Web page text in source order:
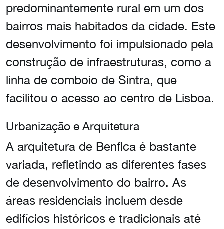
predominantemente rural em um dos
bairros mais habitados da cidade. Este
desenvolvimento foi impulsionado pela
construção de infraestruturas, como a
linha de comboio de Sintra, que
facilitou o acesso ao centro de Lisboa.
Urbanização e Arquitetura
A arquitetura de Benfica é bastante
variada, refletindo as diferentes fases
de desenvolvimento do bairro. As
áreas residenciais incluem desde
edifícios históricos e tradicionais até